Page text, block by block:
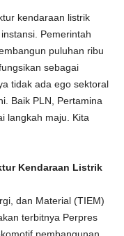
kendaraan listrik
Pemerintah
puluhan ribu
sebagai
tidak ada ego sektoral
Baik PLN, Pertamina
langkah maju. Kita
Kendaraan Listrik
dan Material (TIEM)
terbitnya Perpres